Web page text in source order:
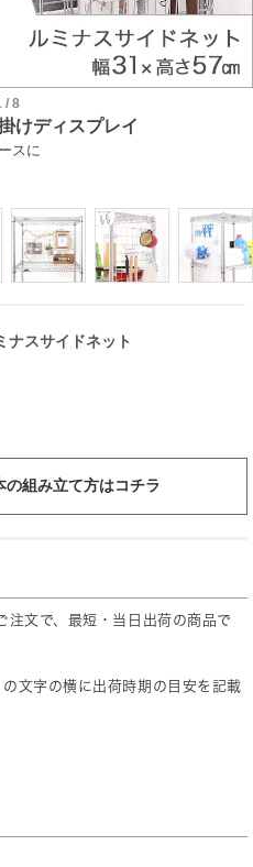
/ 8
けディスプレイ
スに
スサイドネット
組み立て方はコチラ